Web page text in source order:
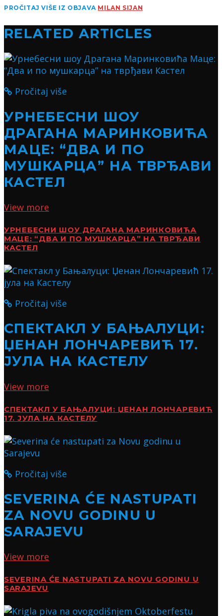
PROČITAJ VIŠE IZ OBJAVA MILAN SIJAN
RELATED ARTICLES
Pročitaj više
УРНЕБЕСНИ ШОУ
ДРАГАНА МАРИНКОВИЋА
МАЦЕ: “ДВА И ПО
МУШКАРЦА” НА ТВРЂАВИ
КАСТЕЛ
View more
УРНЕБЕСНИ ШОУ ДРАГАНА МАРИНКОВИЋА
МАЦЕ: “ДВА И ПО МУШКАРЦА” НА ТВРЂАВИ
КАСТЕЛ
Pročitaj više
СПЕКТАКЛ У БАЊАЛУЦИ:
ЏЕНАН ЛОНЧАРЕВИЋ 17.
ЈУЛА НА КАСТЕЛУ
View more
СПЕКТАКЛ У БАЊАЛУЦИ: ЏЕНАН ЛОНЧАРЕВИЋ
17. ЈУЛА НА КАСТЕЛУ
Pročitaj više
SEVERINA ĆE NASTUPATI
ZA NOVU GODINU U
SARAJEVU
View more
SEVERINA ĆE NASTUPATI ZA NOVU GODINU U
SARAJEVU